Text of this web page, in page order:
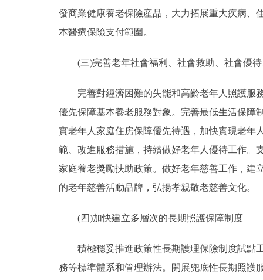
發商業健康養老保險産品，大力拓展重大疾病、
本醫療保險支付範圍。
(三)完善老年社會福利、社會救助、社會優待
完善對經濟困難的失能和高齡老年人照護服務
優先保障基本養老服務對象。完善最低生活保障
實老年人家庭住房保障優先待遇，加快實現老年
範、改進服務措施，持續做好老年人優待工作。
家庭養老獎勵扶助政策。做好老年慈善工作，建
的老年慈善活動品牌，弘揚孝親敬老慈善文化。
(四)加快建立多層次的長期照護保障制度
積極穩妥推進政策性長期護理保險制度試點工
務等標準體系和管理辦法。開展兜底性長期照護